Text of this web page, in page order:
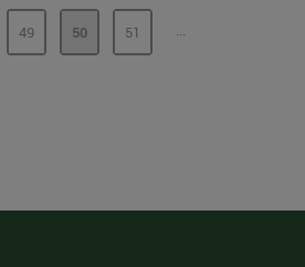
INTERMÈDIES
PÀGINA
49 PÀGINA
50 PÀGINA
51 ...PÀGINES